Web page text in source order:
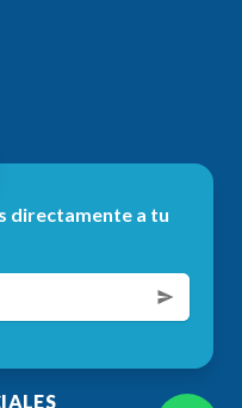
directamente a tu